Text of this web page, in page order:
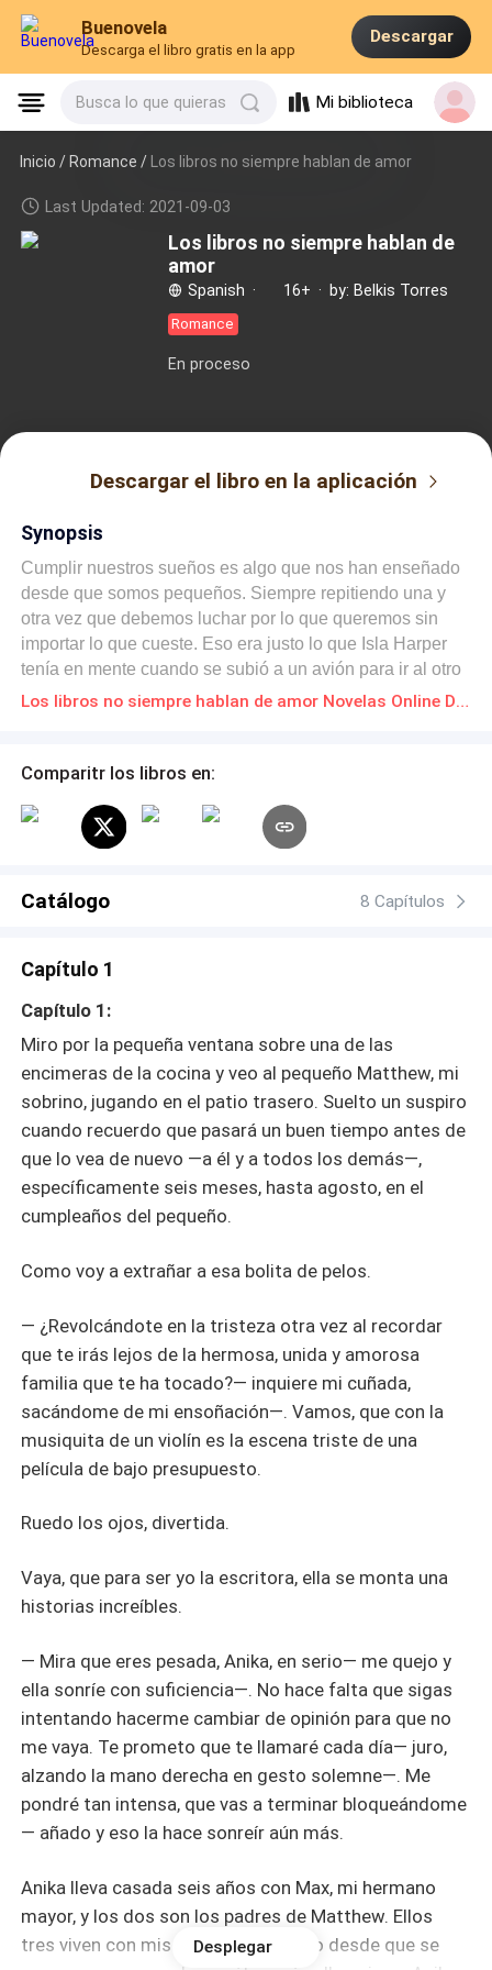
Buenovela
Descarga el libro gratis en la app
Descargar
Busca lo que quieras Mi biblioteca
Inicio /Romance / Los libros no siempre hablan de amor
Last Updated: 2021-09-03
Los libros no siempre hablan de
amor
Spanish · 16+ · by: Belkis Torres
Romance
En proceso
Descargar el libro en la aplicación
Synopsis
Cumplir nuestros sueños es algo que nos han enseñado
desde que somos pequeños. Siempre repitiendo una y
otra vez que debemos luchar por lo que queremos sin
importar lo que cueste. Eso era justo lo que Isla Harper
tenía en mente cuando se subió a un avión para ir al otro
extremo del país, para perseguir eso que tanto anhelaba.
cosas más, nuevas amistades, nuevos gustos, pero sobre
amor. ¿Es posible que los sueños se cumplan? Pero,
sobre todo, ¿puede ir el amor de la mano de nuestros
Los libros no siempre hablan de amor Novelas Online Descarga gratuita de PDF
Comparitr los libros en:
Catálogo 8 Capítulos
Capítulo 1
Capítulo 1:
Miro por la pequeña ventana sobre una de las
encimeras de la cocina y veo al pequeño Matthew, mi
sobrino, jugando en el patio trasero. Suelto un suspiro
cuando recuerdo que pasará un buen tiempo antes de
que lo vea de nuevo —a él y a todos los demás—,
específicamente seis meses, hasta agosto, en el
cumpleaños del pequeño.
Como voy a extrañar a esa bolita de pelos.
— ¿Revolcándote en la tristeza otra vez al recordar
que te irás lejos de la hermosa, unida y amorosa
familia que te ha tocado?— inquiere mi cuñada,
sacándome de mi ensoñación—. Vamos, que con la
musiquita de un violín es la escena triste de una
película de bajo presupuesto.
Ruedo los ojos, divertida.
Vaya, que para ser yo la escritora, ella se monta una
historias increíbles.
— Mira que eres pesada, Anika, en serio— me quejo y
ella sonríe con suficiencia—. No hace falta que sigas
intentando hacerme cambiar de opinión para que no
me vaya. Te prometo que te llamaré cada día— juro,
alzando la mano derecha en gesto solemne—. Me
pondré tan intensa, que vas a terminar bloqueándome
— añado y eso la hace sonreír aún más.
Anika lleva casada seis años con Max, mi hermano
mayor, y los dos son los padres de Matthew. Ellos
tres viven con mis padres y conmigo desde que se
Desplegar